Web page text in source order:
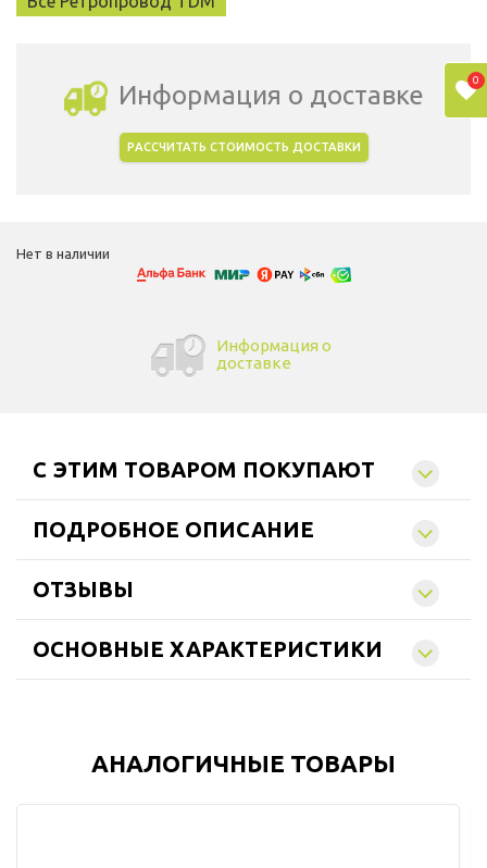
Информация о доставке
РАССЧИТАТЬ СТОИМОСТЬ ДОСТАВКИ
Нет в наличии
Информация о
доставке
C ЭТИМ ТОВАРОМ ПОКУПАЮТ
ПОДРОБНОЕ ОПИСАНИЕ
ОТЗЫВЫ
ОСНОВНЫЕ ХАРАКТЕРИСТИКИ
АНАЛОГИЧНЫЕ ТОВАРЫ
0